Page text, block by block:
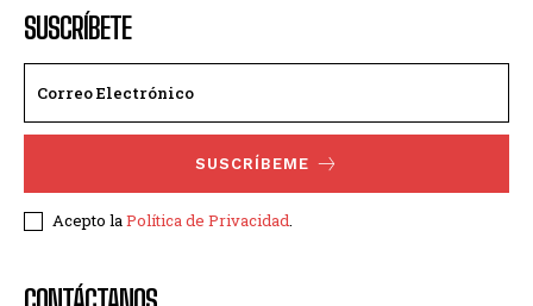
SUSCRÍBETE
SUSCRÍBEME
Acepto laPolítica de Privacidad.